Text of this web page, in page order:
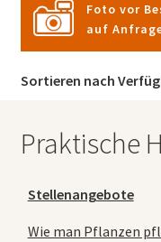
Foto vor
auf
Sortieren nach
Praktische
Stellenangebote
Wie man Pflanzen